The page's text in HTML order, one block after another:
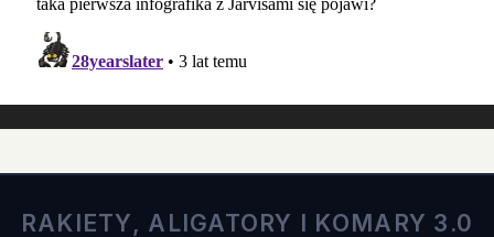
RAKIETY, ALIGATORY I KOMARY 3.0